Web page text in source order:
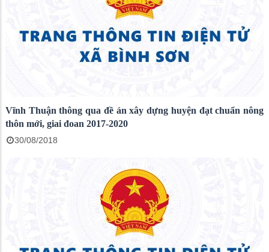
Vĩnh Thuận thông qua đề án xây dựng huyện đạt chuẩn nông
thôn mới, giai đoan 2017-2020
30/08/2018